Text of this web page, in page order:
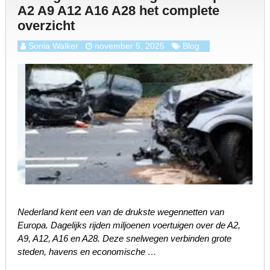
A2 A9 A12 A16 A28 het complete
overzicht
Sonia Walker november 5, 2025 Blog
Nederland kent een van de drukste wegennetten van
Europa. Dagelijks rijden miljoenen voertuigen over de A2,
A9, A12, A16 en A28. Deze snelwegen verbinden grote
steden, havens en economische …